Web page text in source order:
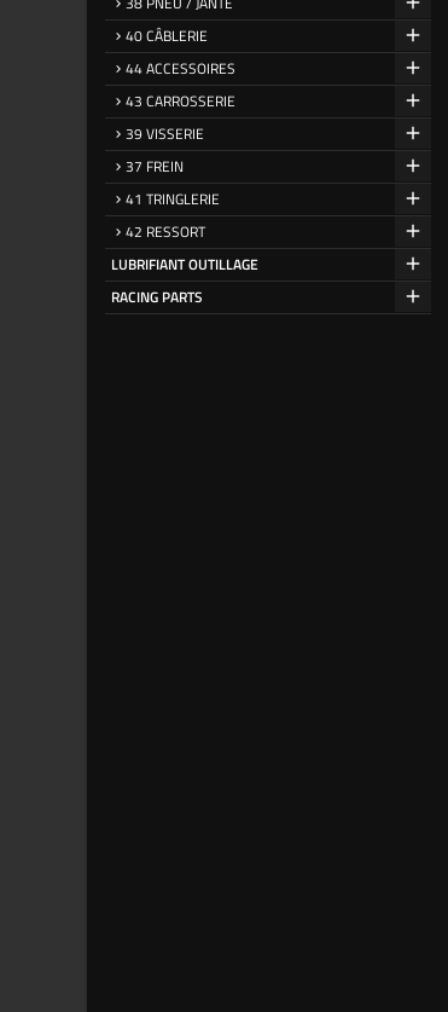
40 CÂBLERIE
44 ACCESSOIRES
43 CARROSSERIE
39 VISSERIE
37 FREIN
41 TRINGLERIE
42 RESSORT
LUBRIFIANT OUTILLAGE
RACING PARTS